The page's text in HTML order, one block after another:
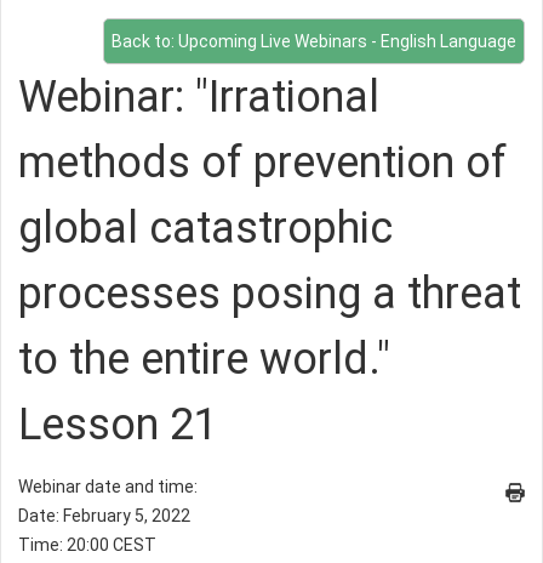
Back to: Upcoming Live Webinars - English Language
Webinar: "Irrational
methods of prevention of
global catastrophic
processes posing a threat
to the entire world."
Lesson 21
Webinar date and time:
Date: February 5, 2022
Time: 20:00 CEST